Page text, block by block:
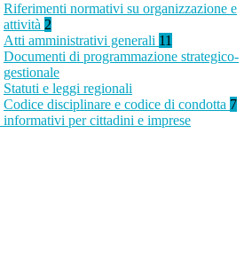
Riferimenti normativi su organizzazione e
attività 2
Atti amministrativi generali 11
Documenti di programmazione strategico-
gestionale
Statuti e leggi regionali
Codice disciplinare e codice di condotta 7
informativi per cittadini e imprese